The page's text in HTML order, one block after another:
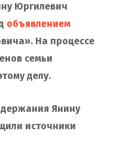
Юргилевич
объявлением
На процессе
семьи
делу.
Янину
источники